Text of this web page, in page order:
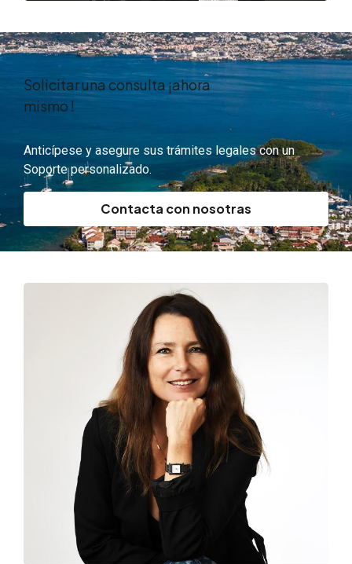
Solicitar una consulta ¡ahora
mismo !
Anticípese y asegure sus trámites legales con un
Soporte personalizado.
Contacta con nosotras